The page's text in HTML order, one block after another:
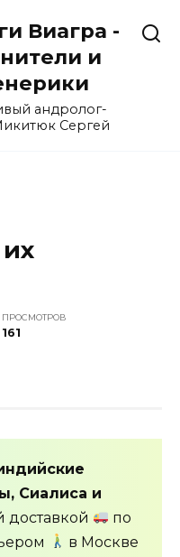
Виагра -
и
андролог-
Сергей
ПРОСМОТРОВ
161
Сиалиса и
доставкой
по
в Москве